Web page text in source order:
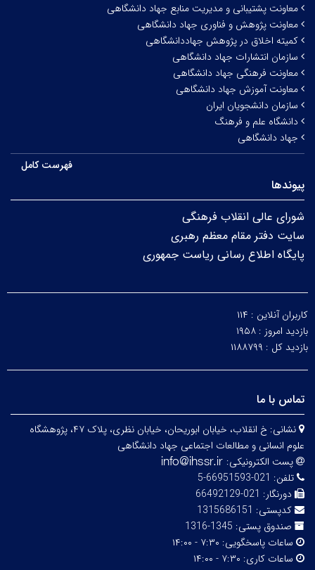
معاونت پشتیبانی و مدیریت منابع جهاد دانشگاهی
معاونت پژوهش و فناوری جهاد دانشگاهی
کمیته اخلاق در پژوهش جهاددانشگاهی
سازمان انتشارات جهاد دانشگاهی
معاونت فرهنگی جهاد دانشگاهی
معاونت آموزش جهاد دانشگاهی
سازمان دانشجویان ایران
دانشگاه علم و فرهنگ
جهاد دانشگاهی
فهرست کامل
پیوندها
شورای عالی انقلاب فرهنگی
سایت دفتر مقام معظم رهبری
پایگاه اطلاع رسانی ریاست جمهوری
کاربران آنلاین : ۱۱۴
بازدید امروز : ۱۹۵۸
بازدید کل : ۱۱۸۸۷۹۹
تماس با ما
نشانی:
خ انقلاب، خیابان ابوریحان، خیابان نظری، پلاک ۴۷، پژوهشگاه
علوم انسانی و مطالعات اجتماعی جهاد دانشگاهی
پست الکترونیکی:
تلفن: 021-66951593-5
دورنگار: 021-66492129
کدپستی: 1315686151
صندوق پستی: 1345-1316
ساعات پاسخگویی: ۷:۳۰ - ۱۴:۰۰
ساعات کاری: ۷:۳۰ - ۱۴:۰۰